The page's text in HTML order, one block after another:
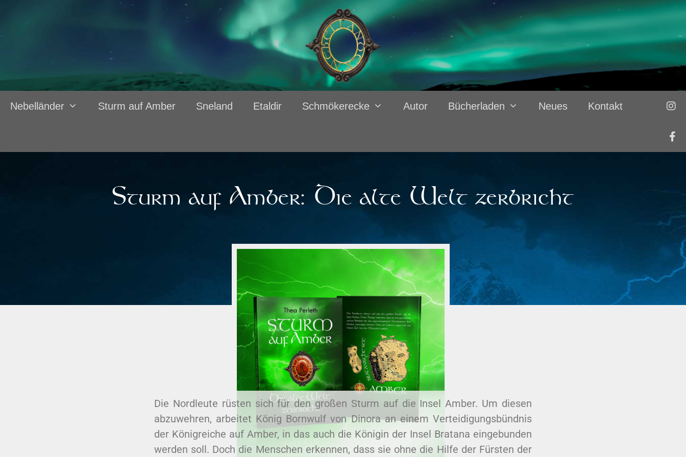
Nebelländer Sturm auf Amber Sneland Etaldir Schmökerecke Autor Bücherladen Neues Kontakt
Sturm auf Amber: Die alte Welt zerbricht
Die Nordleute rüsten sich für den großen Sturm auf die Insel Amber. Um diesen
abzuwehren, arbeitet König Bornwulf von Dinora an einem Verteidigungsbündnis
der Königreiche auf Amber, in das auch die Königin der Insel Bratana eingebunden
werden soll. Doch die Menschen erkennen, dass sie ohne die Hilfe der Fürsten der